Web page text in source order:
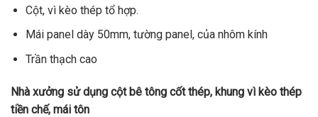
Cột, vì kèo thép tổ hợp.
Mái panel dày 50mm, tường panel, của nhôm kính
Trần thạch cao
Nhà xưởng sử dụng cột bê tông cốt thép, khung vì kèo thép
tiền chế, mái tôn